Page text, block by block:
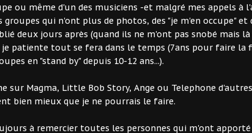
ou même d'un des musiciens -et malgré mes appels à
groupes qui n'ont plus de photos, des "je m'en occupe" et
deux jours après (quand ils ne m'ont pas snobé mais là
je patiente tout se fera dans le temps (7ans pour faire la
en "stand by" depuis 10-12 ans...).
sur Magma, Little Bob Story, Ange ou Telephone
bien mieux que je ne pourrais le faire.
à remercier toutes les personnes qui m'ont